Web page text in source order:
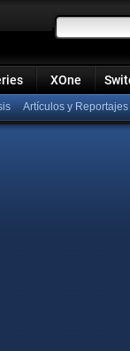
XOne
Artículos y Reportajes